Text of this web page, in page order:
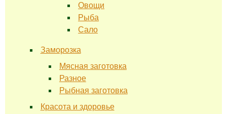
Овощи
Рыба
Сало
Заморозка
Мясная заготовка
Разное
Рыбная заготовка
Красота и здоровье